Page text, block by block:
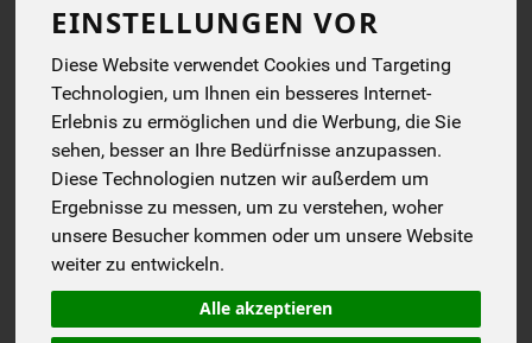
EINSTELLUNGEN VOR
Diese Website verwendet Cookies und Targeting
Technologien, um Ihnen ein besseres Internet-
Erlebnis zu ermöglichen und die Werbung, die Sie
sehen, besser an Ihre Bedürfnisse anzupassen.
Diese Technologien nutzen wir außerdem um
Ergebnisse zu messen, um zu verstehen, woher
unsere Besucher kommen oder um unsere Website
weiter zu entwickeln.
Alle akzeptieren
FLÄCHENDESINFEKTION
SPRÜHFLASCHE 0,5 L
100% pflanzlich, ohne
Erdölchemie, , Für die
Desinfektion von
Arbeitsflächen, und
Geräten in Küche,
Lebensmittelverarbeitung,
Sanitärbereich, Praxen
Wirksamkeit gegen alle
behüllten Viren,
Grippeviren, H1N1, H5N1,